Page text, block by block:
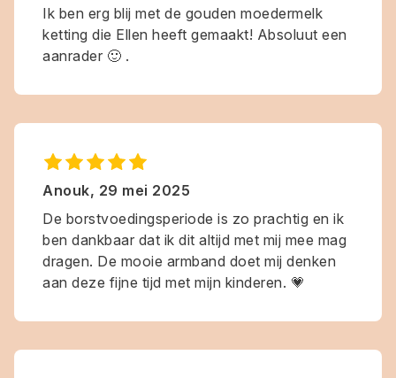
Ik ben erg blij met de gouden moedermelk
ketting die Ellen heeft gemaakt! Absoluut een
aanrader 🙂 .
Anouk, 29 mei 2025
De borstvoedingsperiode is zo prachtig en ik
ben dankbaar dat ik dit altijd met mij mee mag
dragen. De mooie armband doet mij denken
aan deze fijne tijd met mijn kinderen. 💗